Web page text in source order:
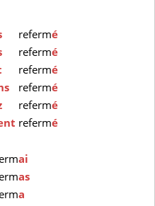
refermé
refermé
refermé
refermé
refermé
refermé
ai
as
a